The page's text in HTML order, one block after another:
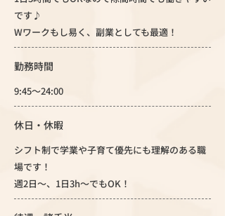
です♪
Wワークもし易く、副業としても最適！
勤務時間
9:45〜24:00
休日・休暇
シフト制で学業や子育て優先にも理解のある職
場です！
週2日～、1日3h～でもOK！